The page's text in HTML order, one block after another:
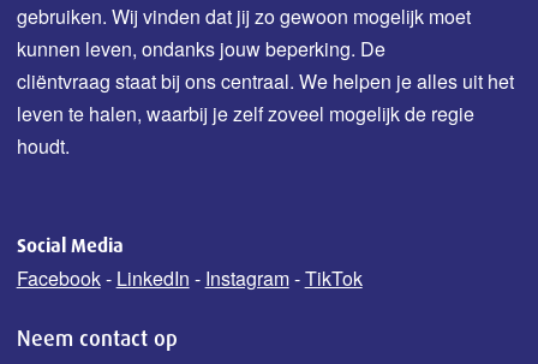
gebruiken. Wij vinden dat jij zo gewoon mogelijk moet
kunnen leven, ondanks jouw beperking. De
cliëntvraag staat bij ons centraal. We helpen je alles uit het
leven te halen, waarbij je zelf zoveel mogelijk de regie
houdt.
Social Media
Facebook- LinkedIn - Instagram-TikTok
Neem contact op